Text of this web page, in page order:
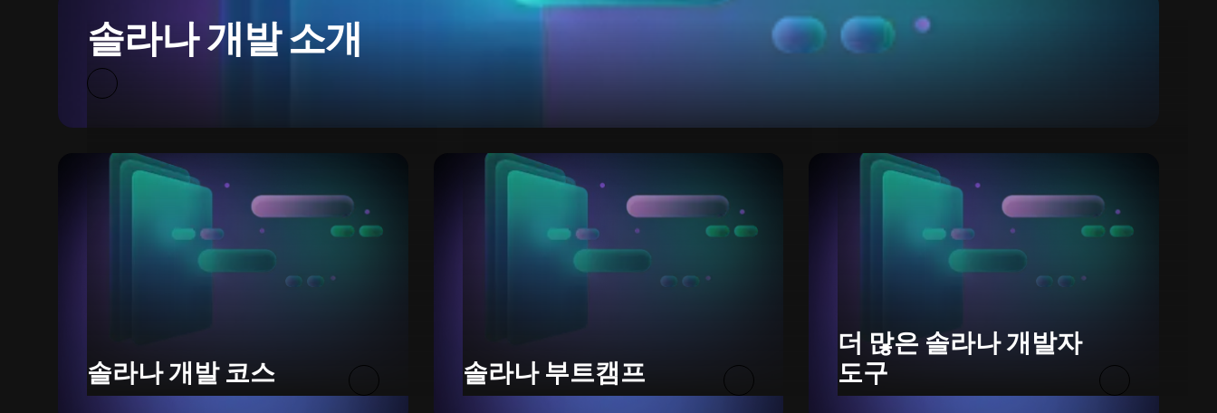
솔라나 개발 소개
솔라나 개발 코스 솔라나 부트캠프
더 많은 솔라나 개발자
도구